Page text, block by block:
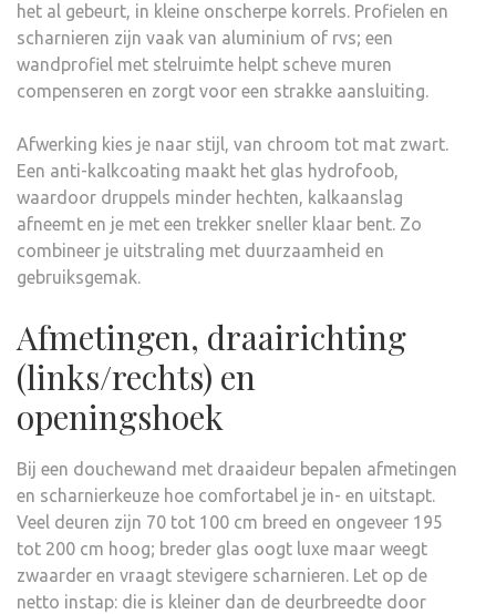
het al gebeurt, in kleine onscherpe korrels. Profielen en
scharnieren zijn vaak van aluminium of rvs; een
wandprofiel met stelruimte helpt scheve muren
compenseren en zorgt voor een strakke aansluiting.
Afwerking kies je naar stijl, van chroom tot mat zwart.
Een anti-kalkcoating maakt het glas hydrofoob,
waardoor druppels minder hechten, kalkaanslag
afneemt en je met een trekker sneller klaar bent. Zo
combineer je uitstraling met duurzaamheid en
gebruiksgemak.
Afmetingen, draairichting
(links/rechts) en
openingshoek
Bij een douchewand met draaideur bepalen afmetingen
en scharnierkeuze hoe comfortabel je in- en uitstapt.
Veel deuren zijn 70 tot 100 cm breed en ongeveer 195
tot 200 cm hoog; breder glas oogt luxe maar weegt
zwaarder en vraagt stevigere scharnieren. Let op de
netto instap: die is kleiner dan de deurbreedte door